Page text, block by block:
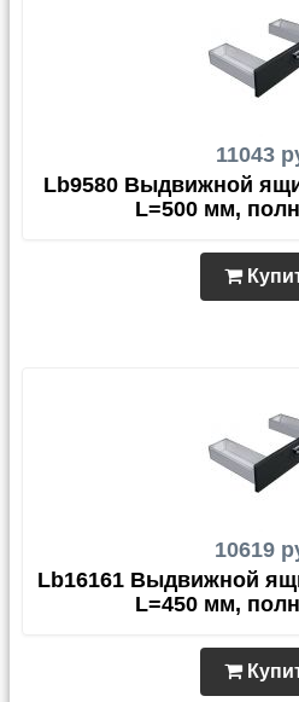
11043
Lb9580 Выдвижной
L=500 мм,
10619
Lb16161 Выдвижной
L=450 мм,